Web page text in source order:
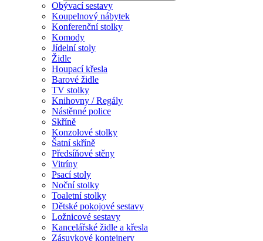
Obývací sestavy
Koupelnový nábytek
Konferenční stolky
Komody
Jídelní stoly
Židle
Houpací křesla
Barové židle
TV stolky
Knihovny / Regály
Nástěnné police
Skříně
Konzolové stolky
Šatní skříně
Předsíňové stěny
Vitríny
Psací stoly
Noční stolky
Toaletní stolky
Dětské pokojové sestavy
Ložnicové sestavy
Kancelářské židle a křesla
Zásuvkové kontejnery